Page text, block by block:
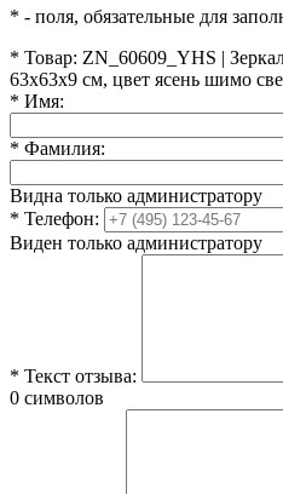
* - поля, обязательные для
* Товар: ZN_60609_YHS |
63х63х9 см, цвет ясень шимо
* Имя:
* Фамилия:
Видна только администратору
* Телефон:
Виден только администратору
* Текст отзыва:
0 символов